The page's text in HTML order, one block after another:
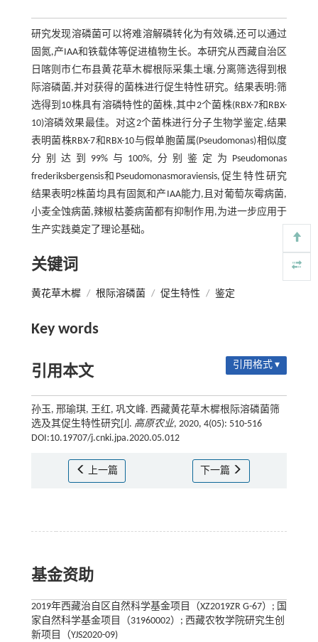
研究发现溶磷菌可以将难溶解磷转化为有效磷,还可以通过
固氮,产IAA和铁载体等促进植物生长。本研究从西藏自治区
日喀则市仁布县黄花草木樨根际采集土壤,分离筛选得到根
际溶磷菌,并对获得的菌株进行促生特性研究。结果表明:筛
选得到10株具有溶磷特性的菌株,其中2个菌株(RBX-7和RBX-
10)溶磷效果最佳。对这2个菌株进行分子生物学鉴定,结果
表明菌株RBX-7和RBX-10与假单胞菌属(Pseudomonas)相似度
分别达到99%与100%,分别鉴定为Pseudomonas
frederiksbergensis和Pseudomonasmoraviensis,促生特性研究
结果表明2株菌均具有固氮和产IAA能力,且对葡萄灰霉病菌,
小麦全蚀病菌,辣椒枯萎病菌都有抑制作用,为进一步应用于
生产实践奠定了理论基础。
关键词
黄花草木樨 / 根际溶磷菌 / 促生特性 / 鉴定
Key words
引用本文 引用格式 ▾
孙玉, 邢瑜琪, 王红, 巩文峰. 西藏黄花草木樨根际溶磷菌筛
选及其促生特性研究[J]. 高原农业, 2020, 4(05): 510-516
DOI:10.19707/j.cnki.jpa.2020.05.012
上一篇 下一篇
基金资助
2019年西藏治自区自然科学基金项目（XZ2019ZR G-67）; 国
家自然科学基金项目（31960002）; 西藏农牧学院研究生创
新项目（YJS2020-09)